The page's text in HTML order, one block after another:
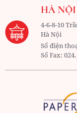
HÀ NỘI
4-6-8-10
Hà Nội
Số điện
Số Fax: